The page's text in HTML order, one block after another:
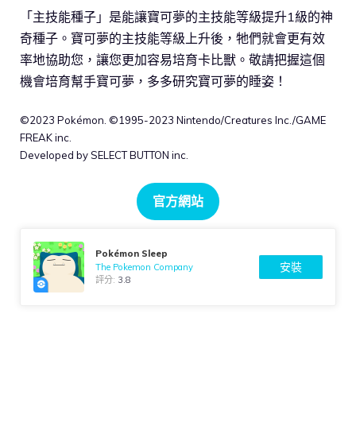
「主技能種子」是能讓寶可夢的主技能等級提升1級的神
奇種子。寶可夢的主技能等級上升後，牠們就會更有效
率地協助您，讓您更加容易培育卡比獸。敬請把握這個
機會培育幫手寶可夢，多多研究寶可夢的睡姿！
©2023 Pokémon. ©1995-2023 Nintendo/Creatures Inc./GAME
FREAK inc.
Developed by SELECT BUTTON inc.
官方網站
Pokémon Sleep
The Pokemon Company
評分: 3.8
安裝